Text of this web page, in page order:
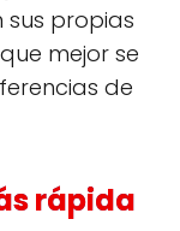
sus propias
mejor se
de
rápida